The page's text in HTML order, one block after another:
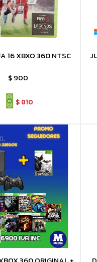
16 XBXO 360 NTSC
$900
$ 810